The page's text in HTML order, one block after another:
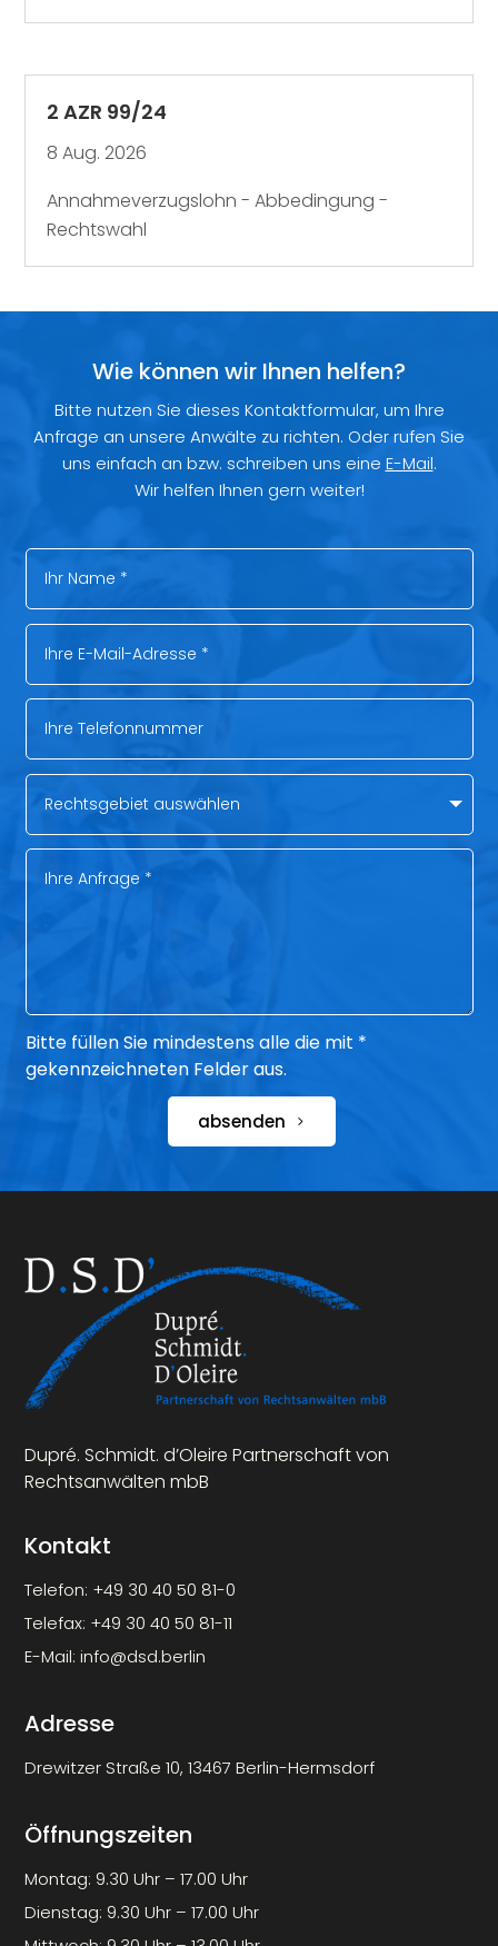
2 AZR 99/24
8 Aug. 2026
Annahmeverzugslohn - Abbedingung -
Rechtswahl
Wie können wir Ihnen helfen?
Bitte nutzen Sie dieses Kontaktformular, um Ihre
Anfrage an unsere Anwälte zu richten. Oder rufen Sie
uns einfach an bzw. schreiben uns eine E-Mail.
Wir helfen Ihnen gern weiter!
Bitte füllen Sie mindestens alle die mit *
gekennzeichneten Felder aus.
absenden
Dupré. Schmidt. d’Oleire Partnerschaft von
Rechtsanwälten mbB
Kontakt
Telefon: +49 30 40 50 81-0
Telefax: +49 30 40 50 81-11
E-Mail:info@dsd.berlin
Adresse
Drewitzer Straße 10, 13467 Berlin-Hermsdorf
Öffnungszeiten
Montag: 9.30 Uhr – 17.00 Uhr
Dienstag: 9.30 Uhr – 17.00 Uhr